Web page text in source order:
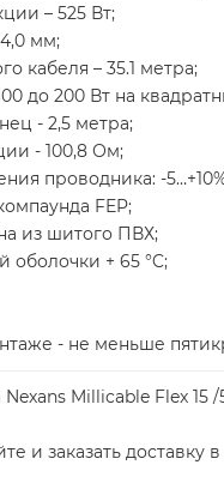
– 525 Вт;
мм;
кабеля – 35.1 метра;
до 200 Вт на
- 2,5 метра;
- 100,8 Ом;
проводника: -
FEP;
из шитого ПВХ;
оболочки + 65 °C;
- не меньше
Millicable Flex
и заказать доставку